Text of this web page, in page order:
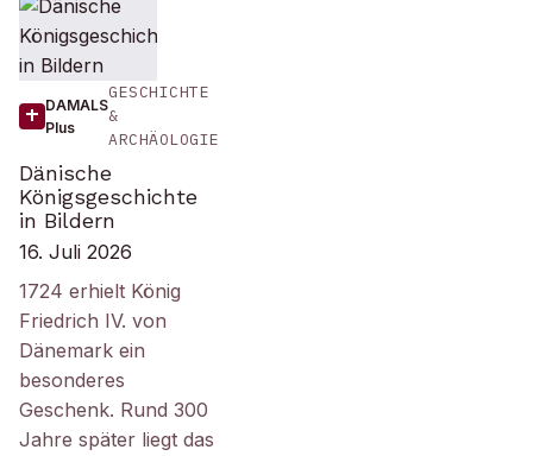
DAMALS
Plus
GESCHICHTE
&
ARCHÄOLOGIE
Dänische
Königsgeschichte
in Bildern
16. Juli 2026
1724 erhielt König
Friedrich IV. von
Dänemark ein
besonderes
Geschenk. Rund 300
Jahre später liegt das